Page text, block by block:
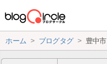
ホーム ブログタグ 豊中市